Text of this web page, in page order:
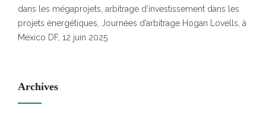
dans les mégaprojets, arbitrage d’investissement dans les
projets énergétiques, Journées d’arbitrage Hogan Lovells, à
Mexico DF, 12 juin 2025
Archives